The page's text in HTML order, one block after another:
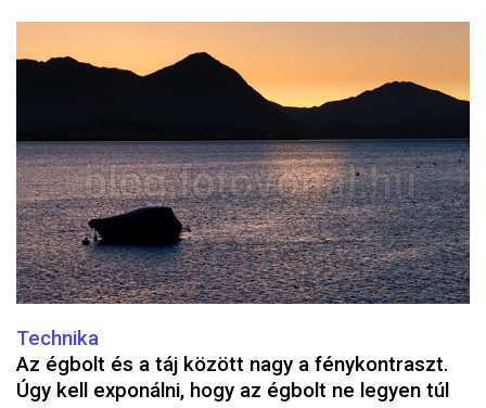
Technika
Az égbolt és a táj között nagy a fénykontraszt.
Úgy kell exponálni, hogy az égbolt ne legyen túl